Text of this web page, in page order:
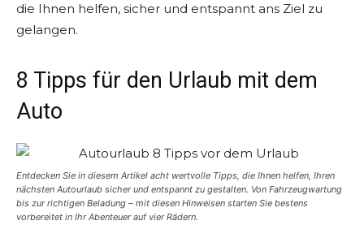
die Ihnen helfen, sicher und entspannt ans Ziel zu
gelangen.
8 Tipps für den Urlaub mit dem
Auto
Entdecken Sie in diesem Artikel acht wertvolle Tipps, die Ihnen helfen, Ihren
nächsten Autourlaub sicher und entspannt zu gestalten. Von Fahrzeugwartung
bis zur richtigen Beladung – mit diesen Hinweisen starten Sie bestens
vorbereitet in Ihr Abenteuer auf vier Rädern.